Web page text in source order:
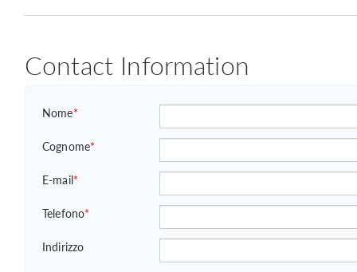
Contact Information
Nome*
Cognome*
E-mail*
Telefono*
Indirizzo